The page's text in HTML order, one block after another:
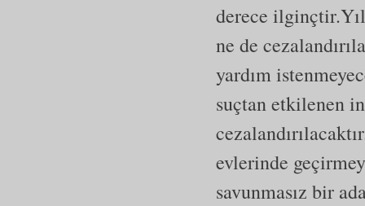
derece
ne de
yardım
suçtan etkilenen
evlerinde
savunmasız bir